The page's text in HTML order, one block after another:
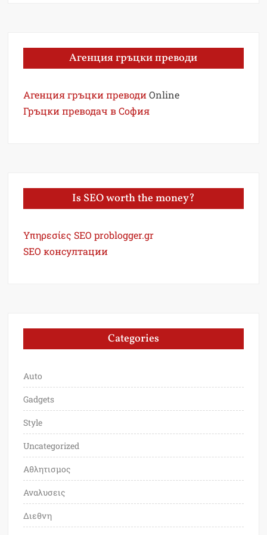
Агенция гръцки преводи
Агенция гръцки преводи Online
Гръцки преводач в София
Is SEO worth the money?
Υπηρεσίες SEO problogger.gr
SEO консултации
Categories
Auto
Gadgets
Style
Uncategorized
Αθλητισμος
Αναλυσεις
Διεθνη